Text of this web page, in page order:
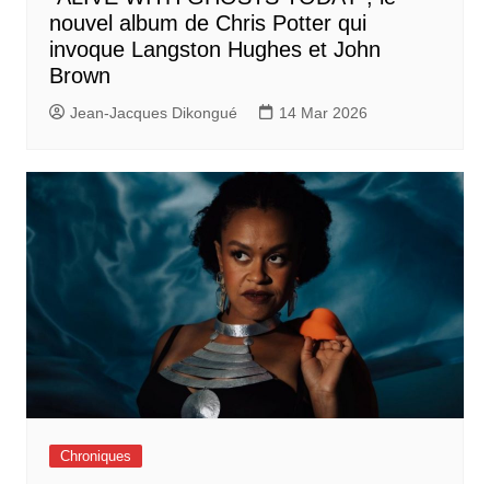
nouvel album de Chris Potter qui
invoque Langston Hughes et John
Brown
Jean-Jacques Dikongué 14 Mar 2026
Chroniques